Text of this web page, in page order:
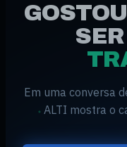
SER
Em uma conversa
ALTI mostra o